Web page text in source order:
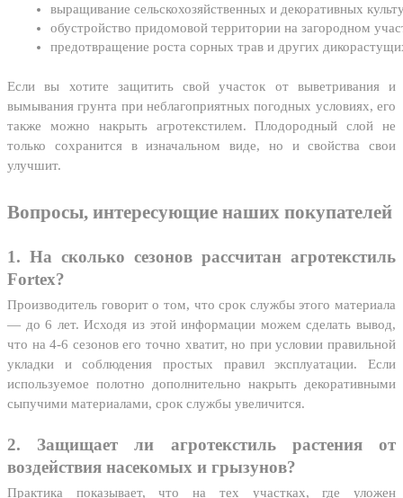
выращивание сельскохозяйственных и декоративных
обустройство придомовой территории на загородном
предотвращение роста сорных трав и других
Если вы хотите защитить свой участок от выветривания и
вымывания грунта при неблагоприятных погодных условиях, его
также можно накрыть агротекстилем. Плодородный слой не
только сохранится в изначальном виде, но и свойства свои
улучшит.
Вопросы, интересующие наших покупателей
1. На сколько сезонов рассчитан агротекстиль
Fortex?
Производитель говорит о том, что срок службы этого материала
— до 6 лет. Исходя из этой информации можем сделать вывод,
что на 4-6 сезонов его точно хватит, но при условии правильной
укладки и соблюдения простых правил эксплуатации. Если
используемое полотно дополнительно накрыть декоративными
сыпучими материалами, срок службы увеличится.
2. Защищает ли агротекстиль растения от
воздействия насекомых и грызунов?
Практика показывает, что на тех участках, где уложен